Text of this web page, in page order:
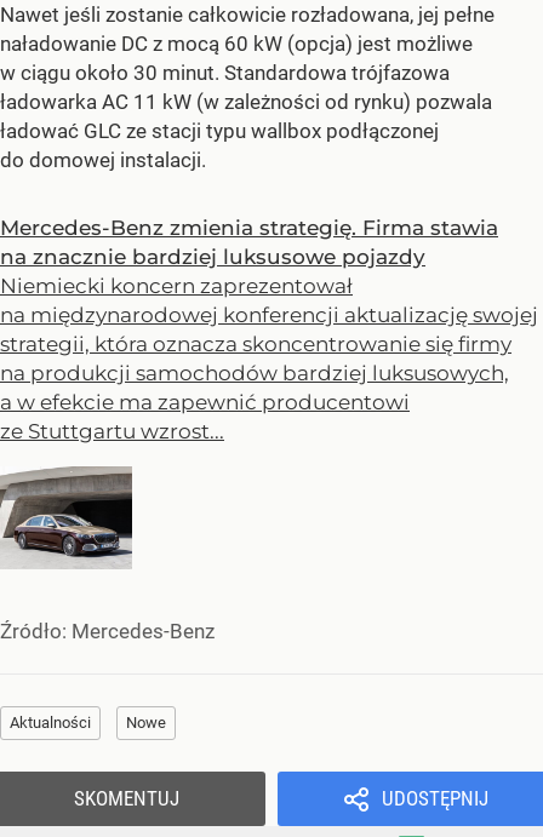
Nawet jeśli zostanie całkowicie rozładowana, jej pełne
naładowanie DC z mocą 60 kW (opcja) jest możliwe
w ciągu około 30 minut. Standardowa trójfazowa
ładowarka AC 11 kW (w zależności od rynku) pozwala
ładować GLC ze stacji typu wallbox podłączonej
do domowej instalacji.
Mercedes-Benz zmienia strategię. Firma stawia
na znacznie bardziej luksusowe pojazdy
Niemiecki koncern zaprezentował
na międzynarodowej konferencji aktualizację swojej
strategii, która oznacza skoncentrowanie się firmy
na produkcji samochodów bardziej luksusowych,
a w efekcie ma zapewnić producentowi
ze Stuttgartu wzrost...
Źródło: Mercedes-Benz
Aktualności Nowe
UDOSTĘPNIJ
SKOMENTUJ